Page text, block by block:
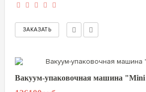
Вакуум-упаковочная машина